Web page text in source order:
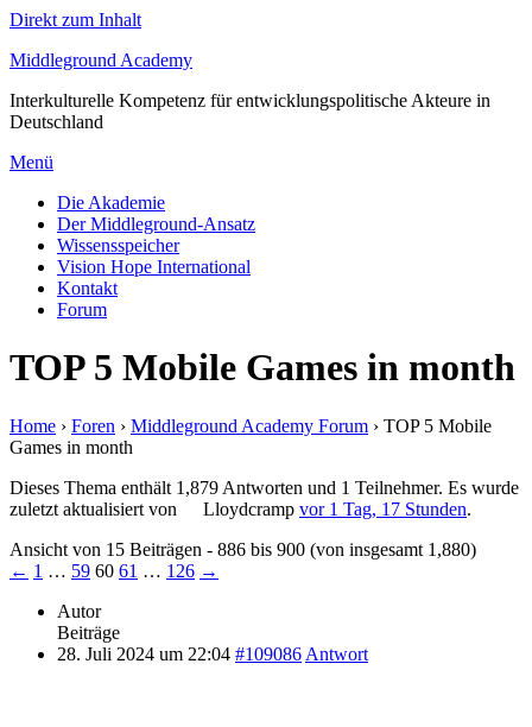
Direkt zum Inhalt
Middleground Academy
Interkulturelle Kompetenz für entwicklungspolitische Akteure in
Deutschland
Menü
Die Akademie
Der Middleground-Ansatz
Wissensspeicher
Vision Hope International
Kontakt
Forum
TOP 5 Mobile Games in month
Home › Foren › Middleground Academy Forum › TOP 5 Mobile
Games in month
Dieses Thema enthält 1,879 Antworten und 1 Teilnehmer. Es wurde
zuletzt aktualisiert von
Lloydcramp vor 1 Tag, 17 Stunden.
Ansicht von 15 Beiträgen - 886 bis 900 (von insgesamt 1,880)
← 1 … 59 60 61 … 126 →
Autor
Beiträge
28. Juli 2024 um 22:04 #109086 Antwort